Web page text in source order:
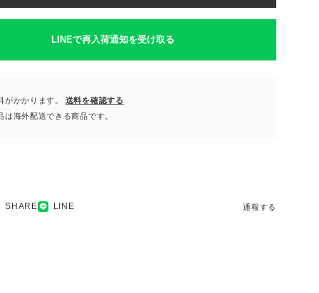
LINEで再入荷通知を受け取る
かかります。
送料を確認する
海外配送できる商品です。
SHARE LINE 通報する